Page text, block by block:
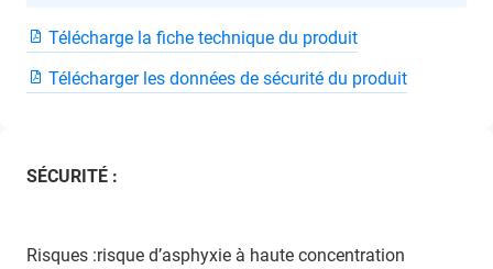
Télécharge la fiche technique du produit
Télécharger les données de sécurité du produit
SÉCURITÉ :
Risques :risque d’asphyxie à haute concentration